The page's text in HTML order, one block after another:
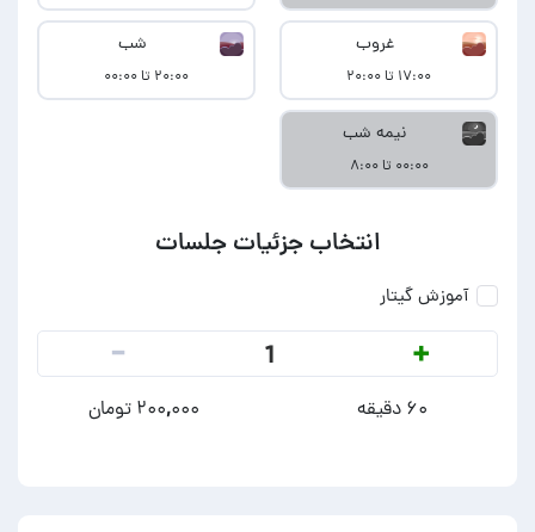
غروب
۱۷:۰۰ تا ۲۰:۰۰
شب
۲۰:۰۰ تا ۰۰:۰۰
نیمه شب
۰۰:۰۰ تا ۸:۰۰
انتخاب جزئیات جلسات
آموزش گیتار
+
1
-
۶۰ دقیقه ۲۰۰,۰۰۰ تومان